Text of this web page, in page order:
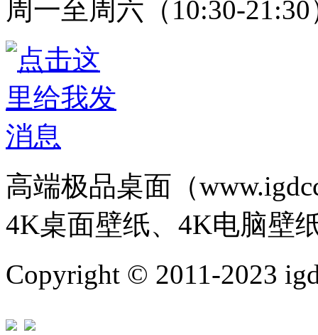
周一至周六（10:30-21:30
高端极品桌面（
4K桌面壁纸、4K电脑壁
Copyright © 2011-2023